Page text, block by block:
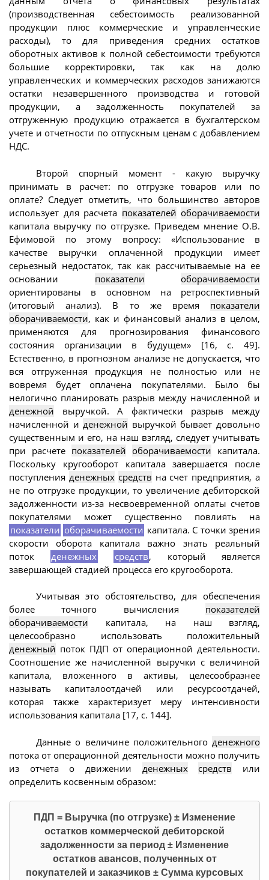
(производственная себестоимость реализованной
продукции плюс коммерческие и управленческие
расходы), то для приведения средних остатков
оборотных активов к полной себестоимости требуются
большие корректировки, так как на долю
управленческих и коммерческих расходов занижаются
остатки незавершенного производства и готовой
продукции, а задолженность покупателей за
отгруженную продукцию отражается в бухгалтерском
учете и отчетности по отпускным ценам с добавлением
НДС.
Второй спорный момент - какую выручку
принимать в расчет: по отгрузке товаров или по
оплате? Следует отметить, что большинство авторов
использует для расчета показателей оборачиваемости
капитала выручку по отгрузке. Приведем мнение О.В.
Ефимовой по этому вопросу: «Использование в
качестве выручки оплаченной продукции имеет
серьезный недостаток, так как рассчитываемые на ее
основании показатели
оборачиваемости
ориентированы в основном на ретроспективный
(итоговый анализ). В то же время показатели
оборачиваемости, как и финансовый анализ в целом,
применяются для прогнозирования финансового
состояния организации в будущем» [16, с. 49].
Естественно, в прогнозном анализе не допускается, что
вся отгруженная продукция не полностью или не
вовремя будет оплачена покупателями. Было бы
нелогично планировать разрыв между начисленной и
денежной выручкой. А фактически разрыв между
начисленной и денежной выручкой бывает довольно
существенным и его, на наш взгляд, следует учитывать
при расчете показателей оборачиваемости капитала.
Поскольку кругооборот капитала завершается после
поступления денежных средств на счет предприятия, а
не по отгрузке продукции, то увеличение дебиторской
задолженности из-за несвоевременной оплаты счетов
покупателями может существенно повлиять на
показатели оборачиваемости капитала. С точки зрения
скорости оборота капитала важно знать реальный
поток
денежных средств, который является
завершающей стадией процесса его кругооборота.
Учитывая это обстоятельство, для обеспечения
более точного вычисления показателей
оборачиваемости капитала, на наш взгляд,
целесообразно использовать положительный
денежный поток ПДП от операционной деятельности.
Соотношение же начисленной выручки с величиной
капитала, вложенного в активы, целесообразнее
называть капиталоотдачей или ресурсоотдачей,
которая также характеризует меру интенсивности
использования капитала [17, с. 144].
Данные о величине положительного денежного
потока от операционной деятельности можно получить
из отчета о движении денежных средств или
определить косвенным образом:
ПДП = Выручка (по отгрузке) ± Изменение
остатков коммерческой дебиторской
задолженности за период ± Изменение
остатков авансов, полученных от
покупателей и заказчиков ± Сумма курсовых